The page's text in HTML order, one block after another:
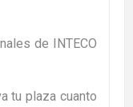
de INTECO
tu plaza cuanto